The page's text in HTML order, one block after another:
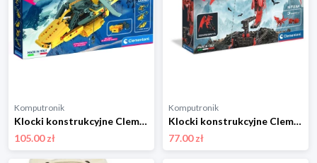
Komputronik
Klocki konstrukcyjne Clementoni Laboratorium mechaniki Helikopter ratowniczy 50687
105.00 zł
Komputronik
Klocki konstrukcyjne Clementoni Naukowa Zabawa Laboratorium Mechaniki Smok 50706
77.00 zł